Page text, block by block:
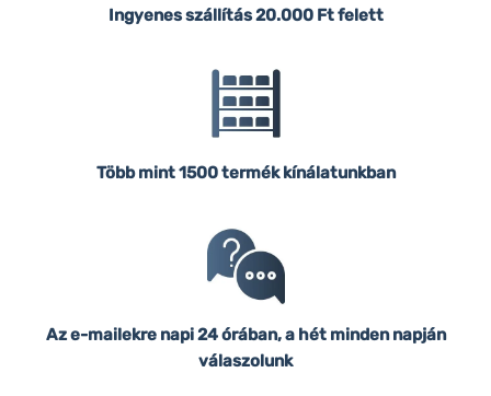
Ingyenes szállítás20.000 Ft felett
Több mint 1500 termék kínálatunkban
Az e-mailekre napi 24 órában, a hét minden napján
válaszolunk